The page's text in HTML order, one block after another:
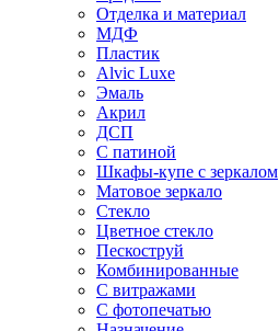
Отделка и материал
МДФ
Пластик
Alvic Luxe
Эмаль
Акрил
ДСП
С патиной
Шкафы-купе с зеркалом
Матовое зеркало
Стекло
Цветное стекло
Пескоструй
Комбинированные
С витражами
С фотопечатью